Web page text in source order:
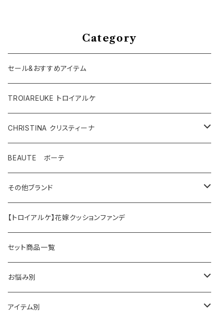
Category
セール&おすすめアイテム
TROIAREUKE トロイアルケ
CHRISTINA クリスティーナ
テラスキン
ラインリペア
アンストレス
フォーエバーヤング
イラストリアス
ローズドメーラ
BEAUTE ボーテ
その他ブランド
マッコイ
HAAB（ハーブ商品）
HAAB SKIN・その他
HAAB REPRO
ワカサプリ
ゼオスキン
【トロイアルケ】花嫁クッションファンデ
セット商品一覧
お悩み別
乾燥
アイテム別